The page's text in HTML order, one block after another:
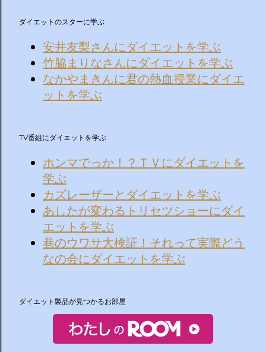
ダイエットのスターに学ぶ
安井友梨さんにダイエットを学ぶ
竹脇まりなさんにダイエットを学ぶ
なかやまきんに君の熱血授業にダイエ
ットを学ぶ
TV番組にダイエットを学ぶ
ホンマでっか！？ＴＶにダイエットを
学ぶ
カズレーザーとダイエットを学ぶ
あしたが変わるトリセツショーにダイ
エットを学ぶ
巷のウワサ大検証！それって実際どう
なの会にダイエットを学ぶ
ダイエット製品が見つかるお部屋